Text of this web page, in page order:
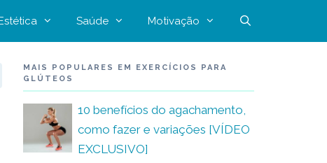
Saúde Motivação
MAIS POPULARES EM EXERCÍCIOS PARA
GLÚTEOS
10 benefícios do agachamento,
como fazer e variações [VÍDEO
EXCLUSIVO]